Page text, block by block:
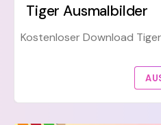
Tiger Ausmalbilder
Kostenloser Download